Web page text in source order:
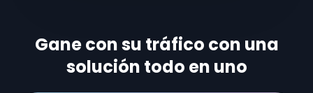
Gane con su tráfico con una
solución todo en uno